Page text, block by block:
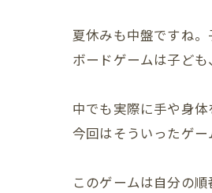
夏休みも中盤ですね。
ボードゲームは子ど
中でも実際に手や身
今回はそういったゲー
このゲームは自分の